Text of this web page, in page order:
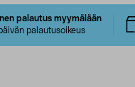
palautus myymälään
palautusoikeus